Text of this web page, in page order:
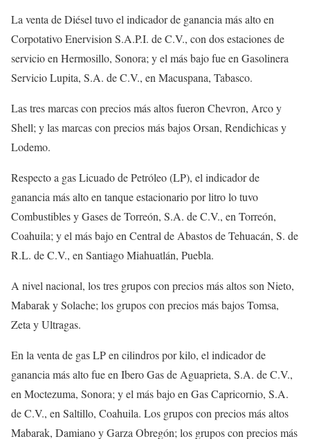
La venta de Diésel tuvo el indicador de ganancia más alto en
Corpotativo Enervision S.A.P.I. de C.V., con dos estaciones de
servicio en Hermosillo, Sonora; y el más bajo fue en Gasolinera
Servicio Lupita, S.A. de C.V., en Macuspana, Tabasco.
Las tres marcas con precios más altos fueron Chevron, Arco y
Shell; y las marcas con precios más bajos Orsan, Rendichicas y
Lodemo.
Respecto a gas Licuado de Petróleo (LP), el indicador de
ganancia más alto en tanque estacionario por litro lo tuvo
Combustibles y Gases de Torreón, S.A. de C.V., en Torreón,
Coahuila; y el más bajo en Central de Abastos de Tehuacán, S. de
R.L. de C.V., en Santiago Miahuatlán, Puebla.
A nivel nacional, los tres grupos con precios más altos son Nieto,
Mabarak y Solache; los grupos con precios más bajos Tomsa,
Zeta y Ultragas.
En la venta de gas LP en cilindros por kilo, el indicador de
ganancia más alto fue en Ibero Gas de Aguaprieta, S.A. de C.V.,
en Moctezuma, Sonora; y el más bajo en Gas Capricornio, S.A.
de C.V., en Saltillo, Coahuila. Los grupos con precios más altos
Mabarak, Damiano y Garza Obregón; los grupos con precios más